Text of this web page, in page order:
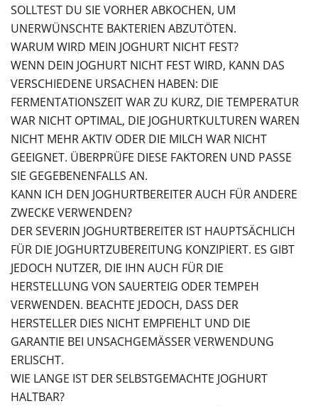
SOLLTEST DU SIE VORHER ABKOCHEN, UM
UNERWÜNSCHTE BAKTERIEN ABZUTÖTEN.
WARUM WIRD MEIN JOGHURT NICHT FEST?
WENN DEIN JOGHURT NICHT FEST WIRD, KANN DAS
VERSCHIEDENE URSACHEN HABEN: DIE
FERMENTATIONSZEIT WAR ZU KURZ, DIE TEMPERATUR
WAR NICHT OPTIMAL, DIE JOGHURTKULTUREN WAREN
NICHT MEHR AKTIV ODER DIE MILCH WAR NICHT
GEEIGNET. ÜBERPRÜFE DIESE FAKTOREN UND PASSE
SIE GEGEBENENFALLS AN.
KANN ICH DEN JOGHURTBEREITER AUCH FÜR ANDERE
ZWECKE VERWENDEN?
DER SEVERIN JOGHURTBEREITER IST HAUPTSÄCHLICH
FÜR DIE JOGHURTZUBEREITUNG KONZIPIERT. ES GIBT
JEDOCH NUTZER, DIE IHN AUCH FÜR DIE
HERSTELLUNG VON SAUERTEIG ODER TEMPEH
VERWENDEN. BEACHTE JEDOCH, DASS DER
HERSTELLER DIES NICHT EMPFIEHLT UND DIE
GARANTIE BEI UNSACHGEMÄSSER VERWENDUNG E
RLISCHT.
WIE LANGE IST DER SELBSTGEMACHTE JOGHURT
HALTBAR?